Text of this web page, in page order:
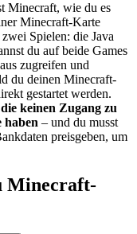
Minecraft, wie du es
Minecraft-Karte
Spielen: die Java
du auf beide Games
zugreifen und
du deinen Minecraft-
gestartet werden.
keinen Zugang zu
haben – und du musst
preisgeben, um
Minecraft-